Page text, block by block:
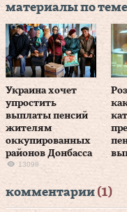
материалы по теме
Украина хочет
упростить
выплаты пенсий
жителям
оккупированных
районов Донбасса
13098
комментарии (1)